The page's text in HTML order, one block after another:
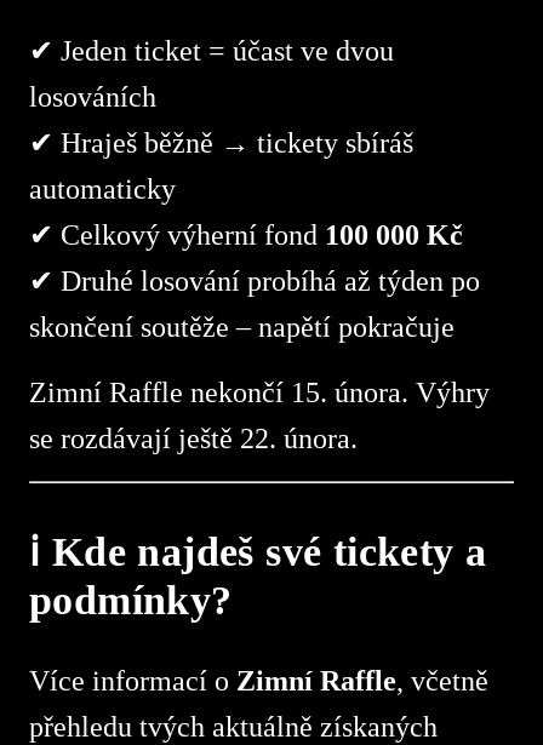
✔ Jeden ticket = účast ve dvou
losováních
✔ Hraješ běžně → tickety sbíráš
automaticky
✔ Celkový výherní fond 100 000 Kč
✔ Druhé losování probíhá až týden po
skončení soutěže – napětí pokračuje
Zimní Raffle nekončí 15. února. Výhry
se rozdávají ještě 22. února.
ℹ️ Kde najdeš své tickety a
podmínky?
Více informací o Zimní Raffle, včetně
přehledu tvých aktuálně získaných